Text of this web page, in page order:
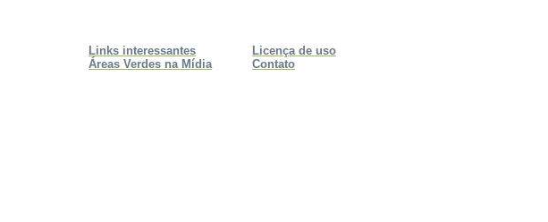
Licença de uso
Contato
Links interessantes
Áreas Verdes na Mídia